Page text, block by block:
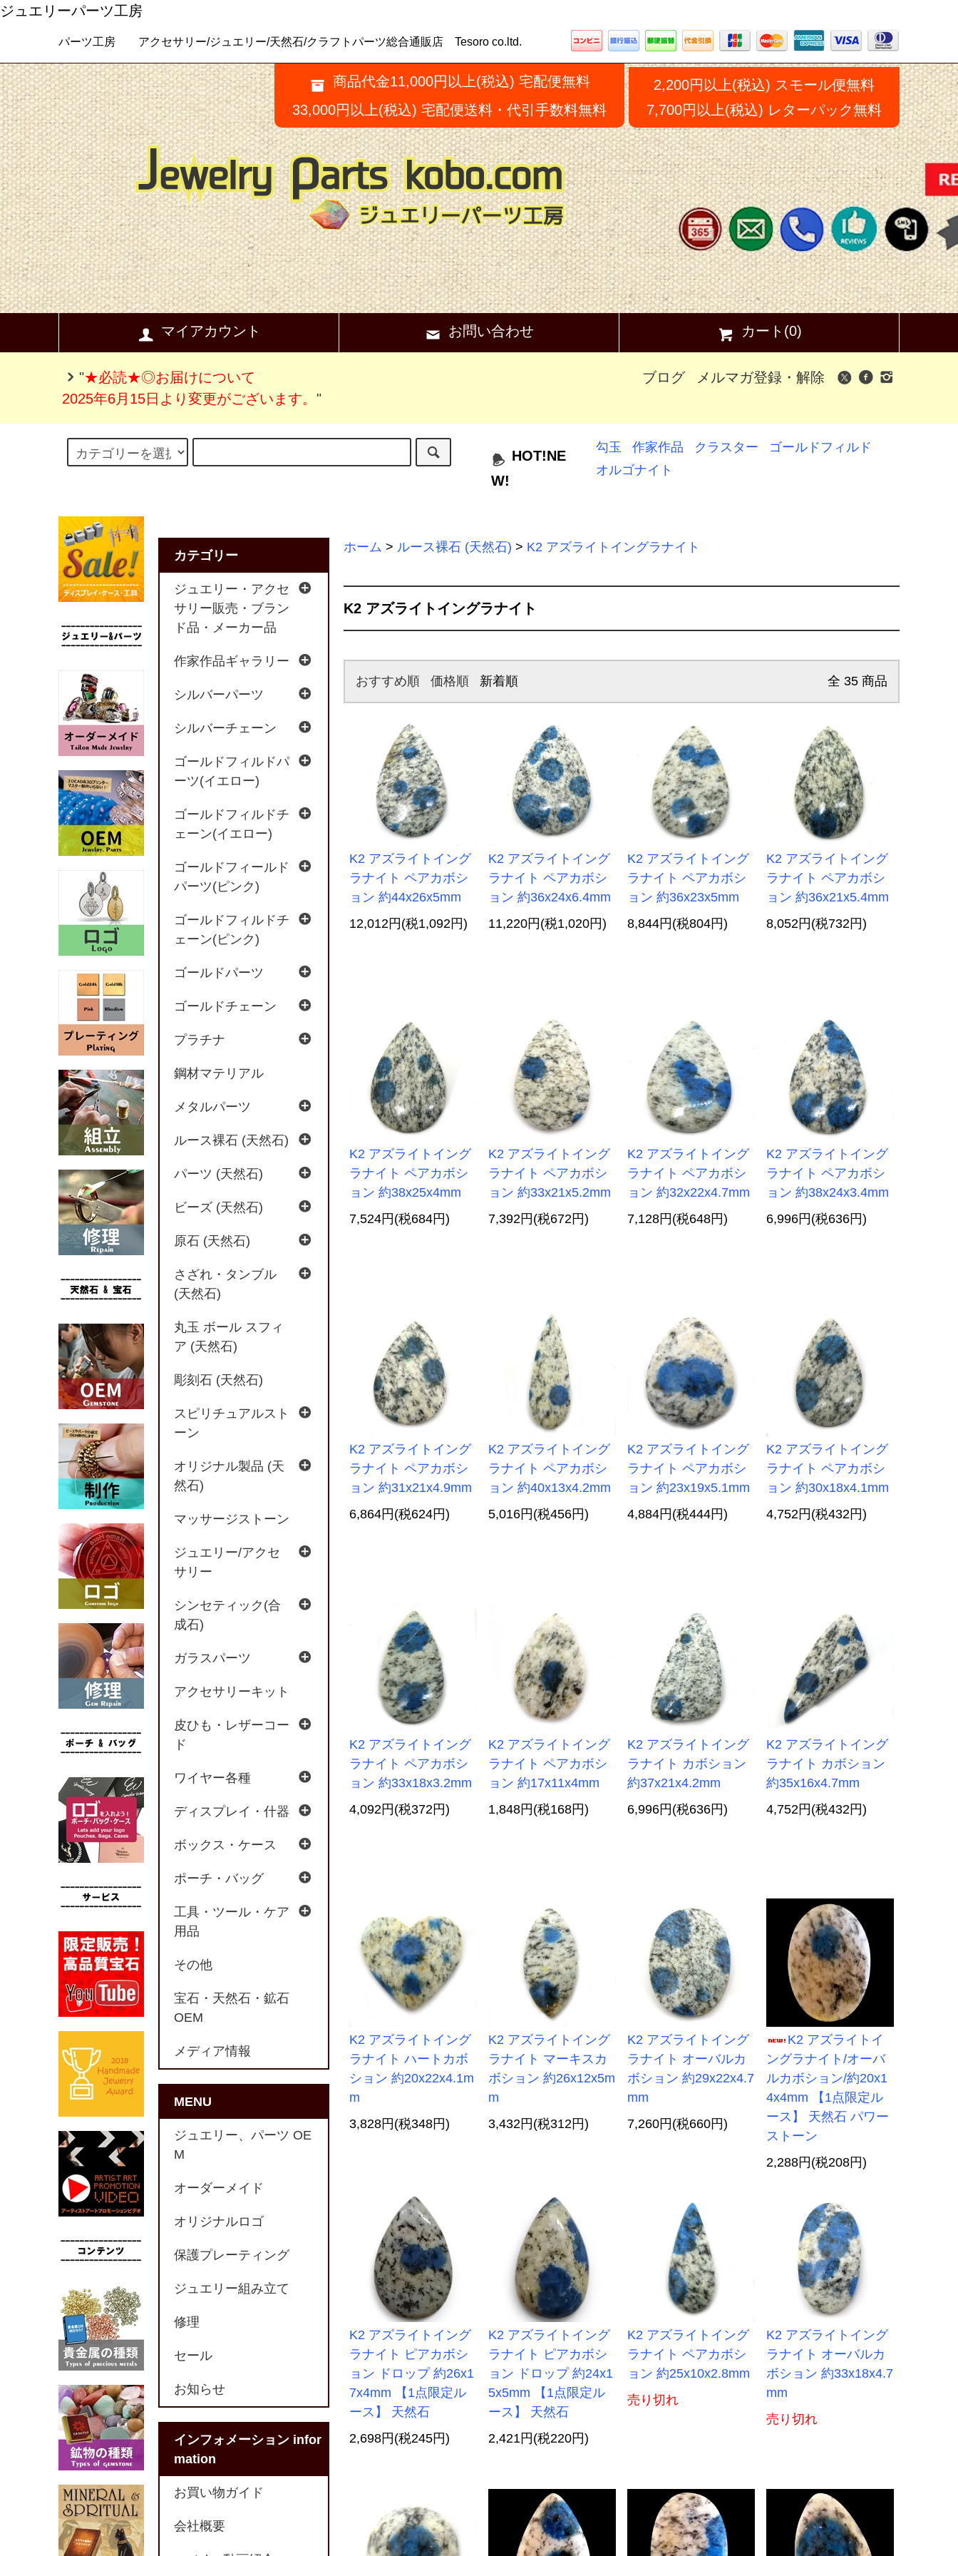
ジュエリーパーツ工房
パーツ工房 アクセサリー/ジュエリー/天然石/クラフトパーツ総合通販店 Tesoro co.ltd.
商品代金11,000円以上(税込) 宅配便無料
33,000円以上(税込) 宅配便送料・代引手数料無料
2,200円以上(税込) スモール便無料
7,700円以上(税込) レターパック無料
マイアカウント お問い合わせ カート(0)
"★必読★◎お届けについて
2025年6月15日より変更がございます。 "
ブログ メルマガ登録・解除
HOT!NE
W!
勾玉 作家作品 クラスター
ゴールドフィルド
オルゴナイト
ホーム > ルース裸石 (天然石) > K2 アズライトイングラナイト
K2 アズライトイングラナイト
おすすめ順 価格順 新着順 全 35 商品
K2 アズライトイング
ラナイト ペアカボシ
ョン 約44x26x5mm
12,012円(税1,092円)
K2 アズライトイング
ラナイト ペアカボシ
ョン 約36x24x6.4mm
11,220円(税1,020円)
K2 アズライトイング
ラナイト ペアカボシ
ョン 約36x23x5mm
8,844円(税804円)
K2 アズライトイング
ラナイト ペアカボシ
ョン 約36x21x5.4mm
8,052円(税732円)
K2 アズライトイング
ラナイト ペアカボシ
ョン 約38x25x4mm
7,524円(税684円)
K2 アズライトイング
ラナイト ペアカボシ
ョン 約33x21x5.2mm
7,392円(税672円)
K2 アズライトイング
ラナイト ペアカボシ
ョン 約32x22x4.7mm
7,128円(税648円)
K2 アズライトイング
ラナイト ペアカボシ
ョン 約38x24x3.4mm
6,996円(税636円)
K2 アズライトイング
ラナイト ペアカボシ
ョン 約31x21x4.9mm
6,864円(税624円)
K2 アズライトイング
ラナイト ペアカボシ
ョン 約40x13x4.2mm
5,016円(税456円)
K2 アズライトイング
ラナイト ペアカボシ
ョン 約23x19x5.1mm
4,884円(税444円)
K2 アズライトイング
ラナイト ペアカボシ
ョン 約30x18x4.1mm
4,752円(税432円)
K2 アズライトイング
ラナイト ペアカボシ
ョン 約33x18x3.2mm
4,092円(税372円)
K2 アズライトイング
ラナイト ペアカボシ
ョン 約17x11x4mm
1,848円(税168円)
K2 アズライトイング
ラナイト カボション
約37x21x4.2mm
6,996円(税636円)
K2 アズライトイング
ラナイト カボション
約35x16x4.7mm
4,752円(税432円)
K2 アズライトイング
ラナイト ハートカボ
ション 約20x22x4.1m
m
3,828円(税348円)
K2 アズライトイング
ラナイト マーキスカ
ボション 約26x12x5m
m
3,432円(税312円)
K2 アズライトイング
ラナイト オーバルカ
ボション 約29x22x4.7
mm
7,260円(税660円)
K2 アズライトイ
ングラナイト/オーバ
ルカボション/約20x1
4x4mm 【1点限定ル
ース】 天然石 パワー
ストーン
2,288円(税208円)
K2 アズライトイング
ラナイト ピアカボシ
ョン ドロップ 約26x1
7x4mm 【1点限定ル
ース】 天然石
2,698円(税245円)
K2 アズライトイング
ラナイト ピアカボシ
ョン ドロップ 約24x1
5x5mm 【1点限定ル
ース】 天然石
2,421円(税220円)
K2 アズライトイング
ラナイト ペアカボシ
ョン 約25x10x2.8mm
売り切れ
K2 アズライトイング
ラナイト オーバルカ
ボション 約33x18x4.7
mm
売り切れ
カテゴリー
ジュエリー・アクセ
サリー販売・ブラン
ド品・メーカー品
作家作品ギャラリー
シルバーパーツ
シルバーチェーン
ゴールドフィルドパ
ーツ(イエロー)
ゴールドフィルドチ
ェーン(イエロー)
ゴールドフィールド
パーツ(ピンク)
ゴールドフィルドチ
ェーン(ピンク)
ゴールドパーツ
ゴールドチェーン
プラチナ
鋼材マテリアル
メタルパーツ
ルース裸石 (天然石)
パーツ (天然石)
ビーズ (天然石)
原石 (天然石)
さざれ・タンブル
(天然石)
丸玉 ボール スフィ
ア (天然石)
彫刻石 (天然石)
スピリチュアルスト
ーン
オリジナル製品 (天
然石)
マッサージストーン
ジュエリー/アクセ
サリー
シンセティック(合
成石)
ガラスパーツ
アクセサリーキット
皮ひも・レザーコー
ド
ワイヤー各種
ディスプレイ・什器
ボックス・ケース
ポーチ・バッグ
工具・ツール・ケア
用品
その他
宝石・天然石・鉱石
OEM
メディア情報
MENU
ジュエリー、パーツ OE
M
オーダーメイド
オリジナルロゴ
保護プレーティング
ジュエリー組み立て
修理
セール
お知らせ
インフォメーション infor
mation
お買い物ガイド
会社概要